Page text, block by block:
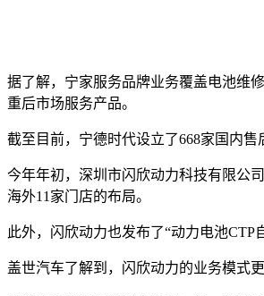
据了解，宁家服务品牌业务覆盖电池维
重后市场服务产品。
截至目前，宁德时代设立了668家国内售
今年年初，深圳市闪欣动力科技有限公
海外11家门店的布局。
此外，闪欣动力也发布了“动力电池
盖世汽车了解到，闪欣动力的业务模式